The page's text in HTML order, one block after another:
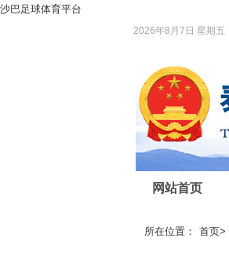
沙巴足球体育平台
2026年8月7日 星期五
网站首页
所在位置： 首页>